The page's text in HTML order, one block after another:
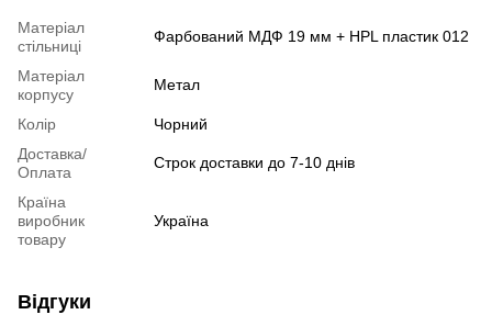
Матеріал
стільниці
Фарбований МДФ 19 мм + HPL пластик 012
Матеріал
корпусу
Метал
Колір
Чорний
Доставка/
Оплата
Строк доставки до 7-10 днів
Країна
виробник
товару
Україна
Відгуки